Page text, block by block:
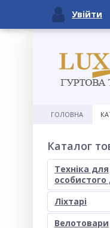
ГОЛОВНА
Каталог
Техніка для
Ліхтарі
Велотовари
Увійти